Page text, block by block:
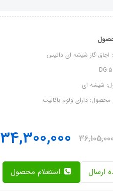
گاز شیشه ای داتیس
شیشه ای
دارای ولوم باکالیت
34,300,000
ارسال